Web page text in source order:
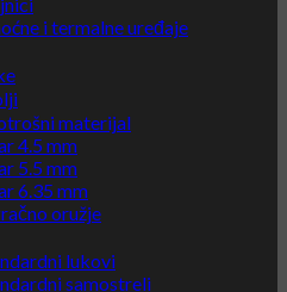
i termalne uređaje
materijal
4.5 mm
5.5 mm
6.35 mm
oružje
lukovi
samostreli